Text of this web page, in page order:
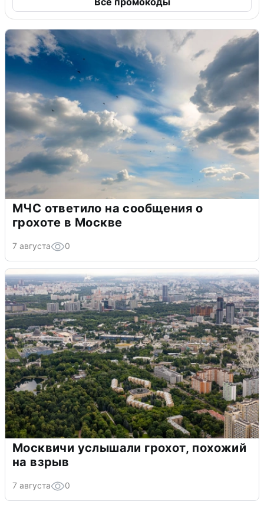
МЧС ответило на сообщения о
грохоте в Москве
7 августа 0
Москвичи услышали грохот, похожий
на взрыв
7 августа 0